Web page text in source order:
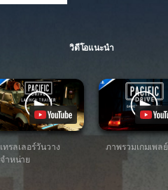
วิดีโอแนะนำ
เทรลเลอร์วันวาง
จำหน่าย
ภาพรวมเกมเพลย์